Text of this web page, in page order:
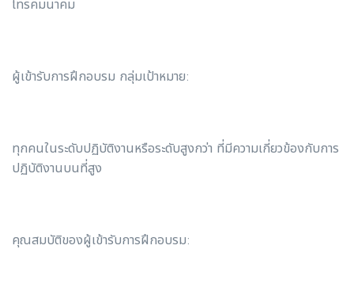
โทรคมนาคม
ผู้เข้ารับการฝึกอบรม กลุ่มเป้าหมาย:
ทุกคนในระดับปฏิบัติงานหรือระดับสูงกว่า ที่มีความเกี่ยวข้องกับการ
ปฏิบัติงานบนที่สูง
คุณสมบัติของผู้เข้ารับการฝึกอบรม: